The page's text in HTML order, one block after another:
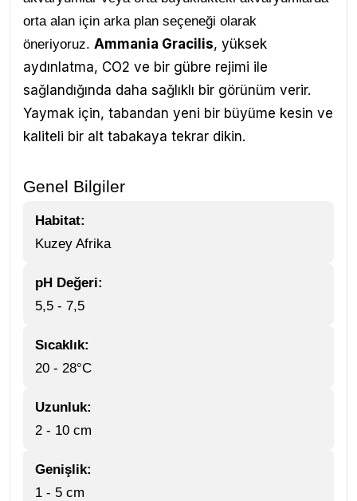
orta alan için arka plan seçeneği olarak
öneriyoruz. Ammania Gracilis, yüksek
aydınlatma, CO2 ve bir gübre rejimi ile
sağlandığında daha sağlıklı bir görünüm verir.
Yaymak için, tabandan yeni bir büyüme kesin ve
kaliteli bir alt tabakaya tekrar dikin.
Genel Bilgiler
Habitat:
Kuzey Afrika
pH Değeri:
5,5 - 7,5
Sıcaklık:
20 - 28°C
Uzunluk:
2 - 10 cm
Genişlik:
1 - 5 cm